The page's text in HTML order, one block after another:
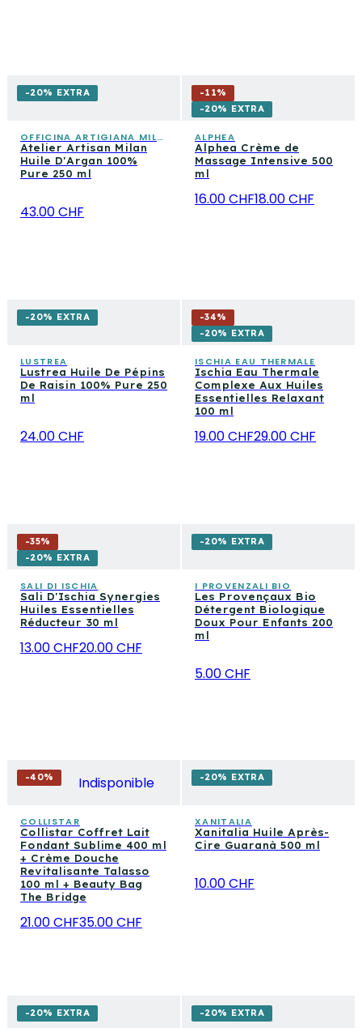
-20% EXTRA
OFFICINA ARTIGIANA MILANO
Atelier Artisan Milan
Huile D'Argan 100%
Pure 250 ml
43.00 CHF
-11%
-20% EXTRA
ALPHEA
Alphea Crème de
Massage Intensive 500
ml
16.00 CHF18.00 CHF
-20% EXTRA
LUSTREA
Lustrea Huile De Pépins
De Raisin 100% Pure 250
ml
24.00 CHF
-34%
-20% EXTRA
ISCHIA EAU THERMALE
Ischia Eau Thermale
Complexe Aux Huiles
Essentielles Relaxant
100 ml
19.00 CHF29.00 CHF
-35%
-20% EXTRA
SALI DI ISCHIA
Sali D'Ischia Synergies
Huiles Essentielles
Réducteur 30 ml
13.00 CHF20.00 CHF
-20% EXTRA
I PROVENZALI BIO
Les Provençaux Bio
Détergent Biologique
Doux Pour Enfants 200
ml
5.00 CHF
-40% Indisponible
COLLISTAR
Collistar Coffret Lait
Fondant Sublime 400 ml
+ Crème Douche
Revitalisante Talasso
100 ml + Beauty Bag
The Bridge
21.00 CHF35.00 CHF
-20% EXTRA
XANITALIA
Xanitalia Huile Après-
Cire Guaranà 500 ml
10.00 CHF
-20% EXTRA -20% EXTRA